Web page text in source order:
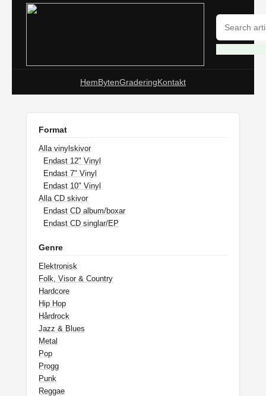
HemBytenGraderingKontakt
Format
Alla vinylskivor
Endast 12" Vinyl
Endast 7" Vinyl
Endast 10" Vinyl
Alla CD skivor
Endast CD album/boxar
Endast CD singlar/EP
Genre
Elektronisk
Folk, Visor & Country
Hardcore
Hip Hop
Hårdrock
Jazz & Blues
Metal
Pop
Progg
Punk
Reggae